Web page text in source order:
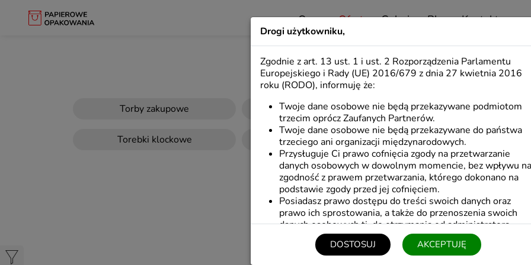
O nas Oferta Galeria Blog Kontakt
OFERTA
Torby zakupowe Papiery pakowe Torebki fałdowe
Torebki klockowe Torebki krzyżowe Pudełka
Start / Oferta
POKAŻ POPRZEDNIE
Drogi użytkowniku,
Zgodnie z art. 13 ust. 1 i ust. 2 Rozporządzenia Parlamentu
Europejskiego i Rady (UE) 2016/679 z dnia 27 kwietnia 2016
roku (RODO), informuję że:
Twoje dane osobowe nie będą przekazywane podmiotom
trzecim oprócz Zaufanych Partnerów.
Twoje dane osobowe nie będą przekazywane do państwa
trzeciego ani organizacji międzynarodowych.
Przysługuje Ci prawo cofnięcia zgody na przetwarzanie
danych osobowych w dowolnym momencie, bez wpływu na
zgodność z prawem przetwarzania, którego dokonano na
podstawie zgody przed jej cofnięciem.
Posiadasz prawo dostępu do treści swoich danych oraz
prawo ich sprostowania, a także do przenoszenia swoich
danych osobowych tj. do otrzymania od administratora
Pani/Pana danych osobowych, w ustrukturyzowanym
powszechnie używanym formacie nadającym się do odczytu
DOSTOSUJ AKCEPTUJĘ